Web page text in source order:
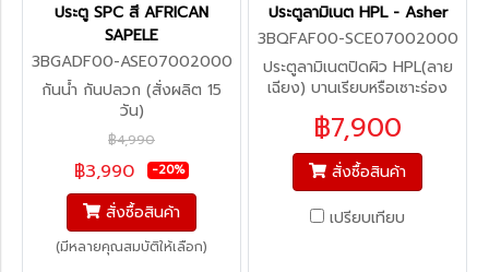
ประตู SPC สี AFRICAN
SAPELE
3BGADF00-ASE07002000
กันน้ำ กันปลวก (สั่งผลิต 15
วัน)
฿4,990
฿3,990 -20%
สั่งซื้อสินค้า
(มีหลายคุณสมบัติให้เลือก)
ประตูลามิเนต HPL - Asher
3BQFAF00-SCE07002000
ประตูลามิเนตปิดผิว HPL(ลาย
เฉียง) บานเรียบหรือเซาะร่อง
฿7,900
สั่งซื้อสินค้า
เปรียบเทียบ